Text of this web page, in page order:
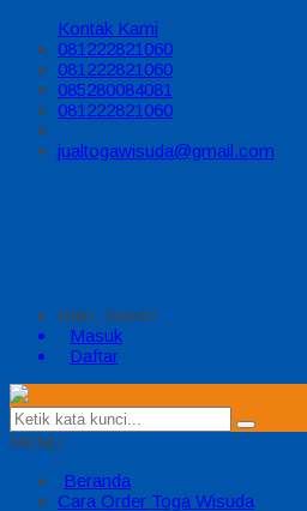
Kontak Kami
081222821060
081222821060
085280084081
081222821060
jualtogawisuda@gmail.com
Halo, Guest!
Masuk
Daftar
MENU
Beranda
Cara Order Toga Wisuda